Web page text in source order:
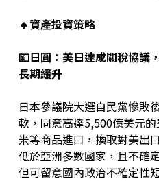
🔸資產投資策略
💴日圓 ：美日達成關稅協議
長期緩升
日本參議院大選自民黨慘敗
軟，同意高達5,500億美元
米等商品進口，換取對美出
低於亞洲多數國家，且不確
但可留意國內政治不確定性